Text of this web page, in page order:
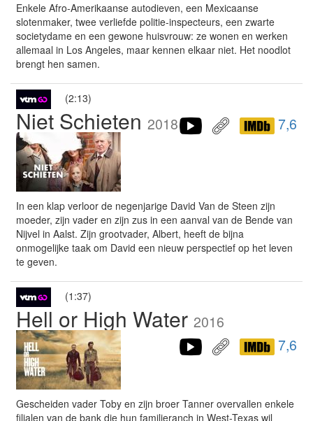
Enkele Afro-Amerikaanse autodieven, een Mexicaanse
slotenmaker, twee verliefde politie-inspecteurs, een zwarte
societydame en een gewone huisvrouw: ze wonen en werken
allemaal in Los Angeles, maar kennen elkaar niet. Het noodlot
brengt hen samen.
(2:13)
Niet Schieten 2018 7,6
In een klap verloor de negenjarige David Van de Steen zijn
moeder, zijn vader en zijn zus in een aanval van de Bende van
Nijvel in Aalst. Zijn grootvader, Albert, heeft de bijna
onmogelijke taak om David een nieuw perspectief op het leven
te geven.
(1:37)
Hell or High Water 2016
7,6
Gescheiden vader Toby en zijn broer Tanner overvallen enkele
filialen van de bank die hun familieranch in West-Texas wil